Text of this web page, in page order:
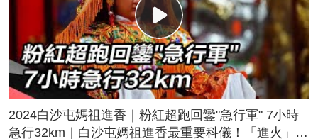
2024白沙屯媽祖進香｜粉紅超跑回鑾"急行軍" 7小時
急行32km｜白沙屯媽祖進香最重要科儀！「進火」儀